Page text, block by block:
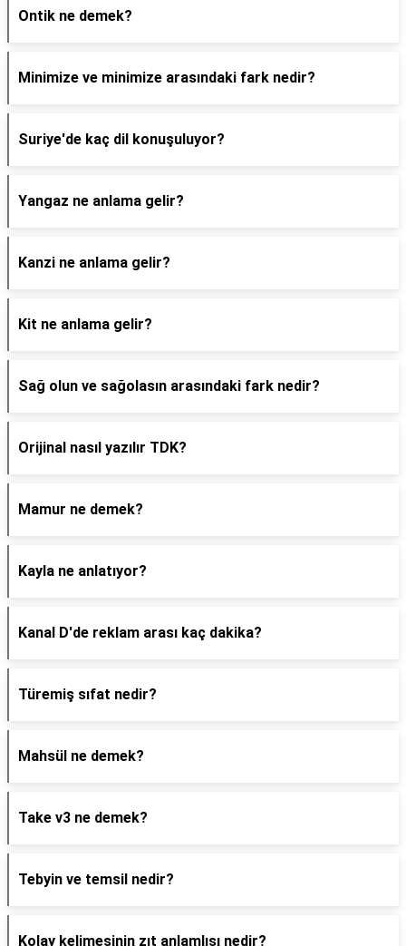
Ontik ne demek?
Minimize ve minimize arasındaki fark nedir?
Suriye'de kaç dil konuşuluyor?
Yangaz ne anlama gelir?
Kanzi ne anlama gelir?
Kit ne anlama gelir?
Sağ olun ve sağolasın arasındaki fark nedir?
Orijinal nasıl yazılır TDK?
Mamur ne demek?
Kayla ne anlatıyor?
Kanal D'de reklam arası kaç dakika?
Türemiş sıfat nedir?
Mahsül ne demek?
Take v3 ne demek?
Tebyin ve temsil nedir?
Kolay kelimesinin zıt anlamlısı nedir?